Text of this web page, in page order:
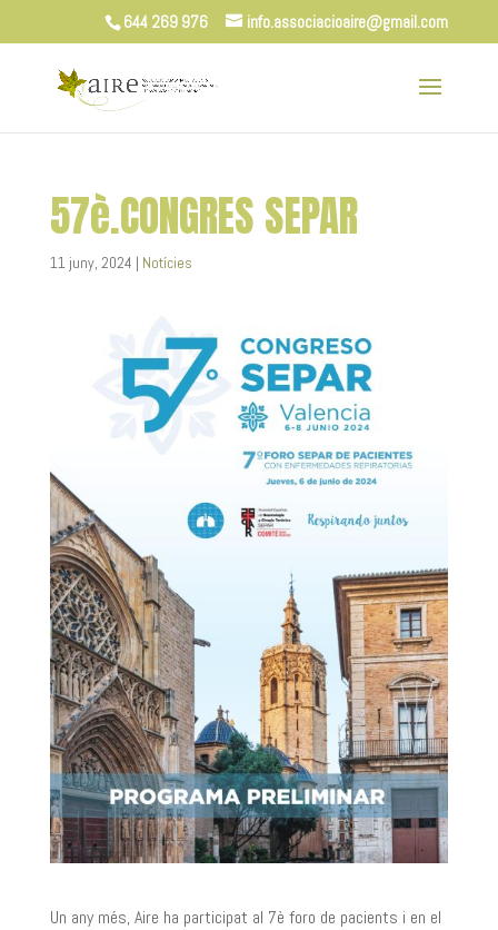
644 269 976 info.associacioaire@gmail.com
57è.CONGRES SEPAR
11 juny, 2024 | Notícies
Un any més, Aire ha participat al 7è foro de pacients i en el